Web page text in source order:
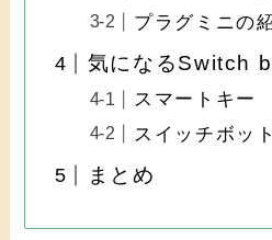
プラグミニの
気になるSwitch
スマートキー
スイッチボッ
まとめ